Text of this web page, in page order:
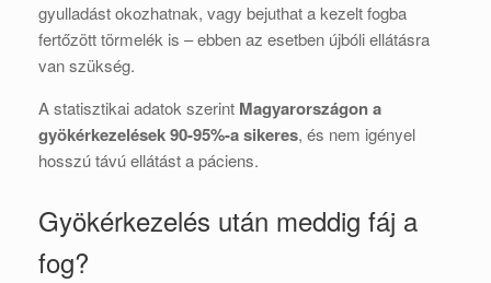
gyulladást okozhatnak, vagy bejuthat a kezelt fogba
fertőzött törmelék is – ebben az esetben újbóli ellátásra
van szükség.
A statisztikai adatok szerint Magyarországon a
gyökérkezelések 90-95%-a sikeres, és nem igényel
hosszú távú ellátást a páciens.
Gyökérkezelés után meddig fáj a
fog?